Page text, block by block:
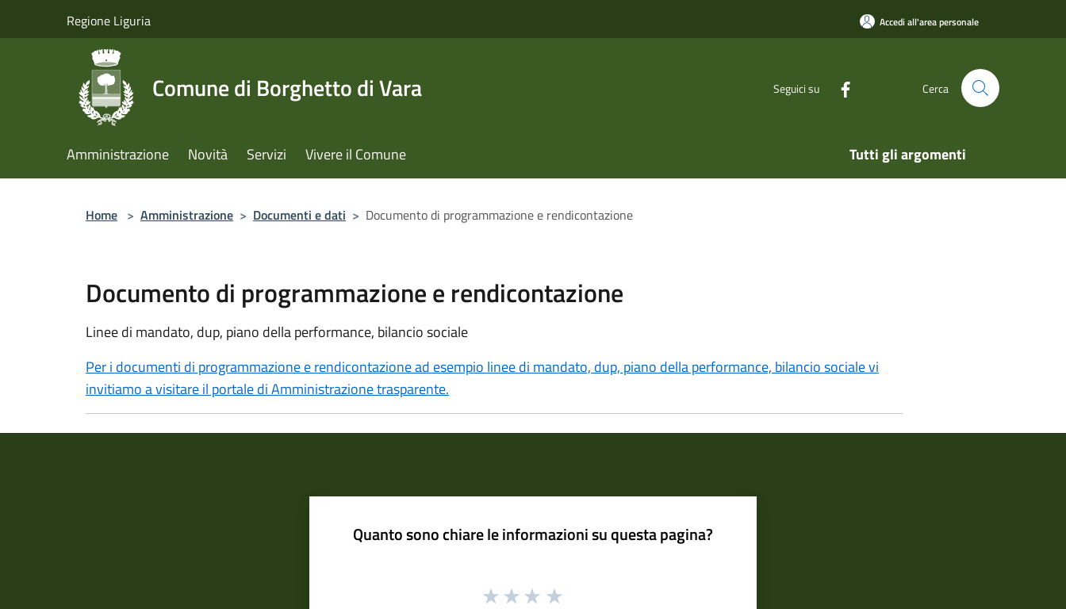
Regione Liguria Accedi all'area personale
Comune di Borghetto di Vara Seguici su Cerca
Amministrazione Novità Servizi Vivere il Comune Tutti gli argomenti
Home > Amministrazione > Documenti e dati > Documento di programmazione e rendicontazione
Documento di programmazione e rendicontazione
Linee di mandato, dup, piano della performance, bilancio sociale
Per i documenti di programmazione e rendicontazione ad esempio linee di mandato, dup, piano della performance, bilancio sociale vi
invitiamo a visitare il portale di Amministrazione trasparente.
Quanto sono chiare le informazioni su questa pagina?